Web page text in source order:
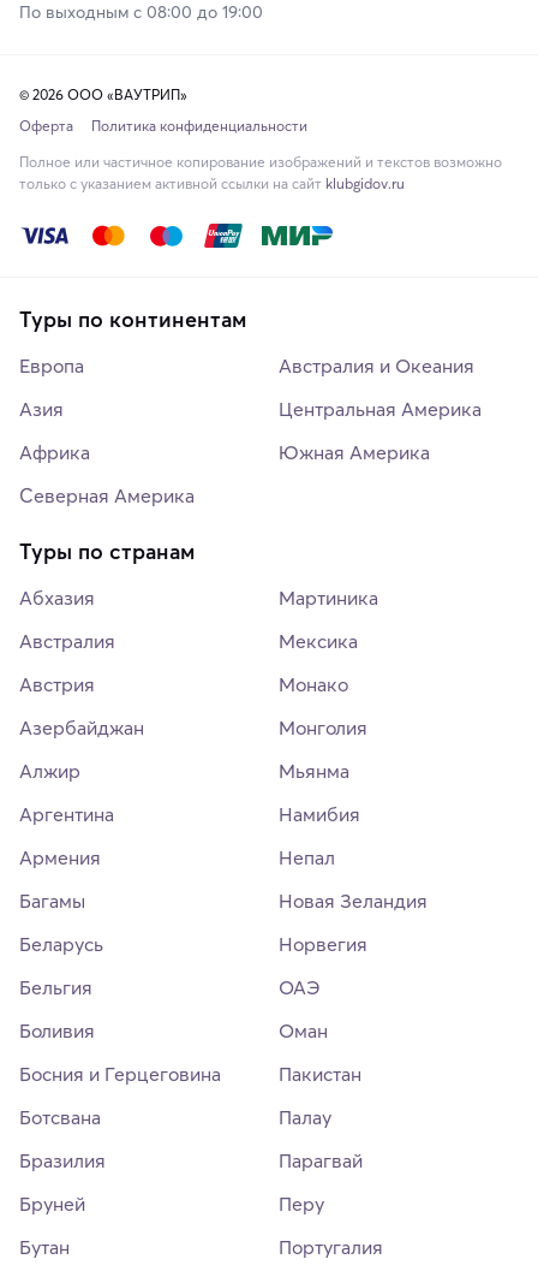
По выходным с 08:00 до 19:00
© 2026 ООО «ВАУТРИП»
Оферта
Политика конфиденциальности
Полное или частичное копирование изображений и текстов возможно
только с указанием активной ссылки на сайт klubgidov.ru
Туры по континентам
Европа
Азия
Африка
Северная Америка
Австралия и Океания
Центральная Америка
Южная Америка
Туры по странам
Абхазия
Австралия
Австрия
Азербайджан
Алжир
Аргентина
Армения
Багамы
Беларусь
Бельгия
Боливия
Босния и Герцеговина
Ботсвана
Бразилия
Бруней
Бутан
Мартиника
Мексика
Монако
Монголия
Мьянма
Намибия
Непал
Новая Зеландия
Норвегия
ОАЭ
Оман
Пакистан
Палау
Парагвай
Перу
Португалия